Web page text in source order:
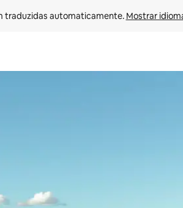
traduzidas automaticamente. Mostrar